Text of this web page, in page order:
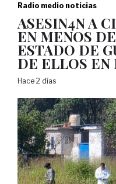
Radio medio noticias
ASESIN4N A
EN MENOS
ESTADO DE
DE ELLOS EN
Hace 2 días